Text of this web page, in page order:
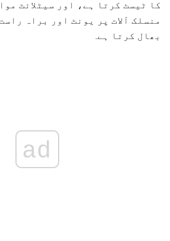
کا ٹیسٹ کرتا ہے، اور سیٹلائٹ
منسلک آلات پر یونٹ اور براہ
بھال کرتا ہے.
ad